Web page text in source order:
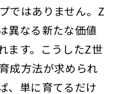
ではありません。Z
異なる新たな価値
ます。こうしたZ世
成方法が求められ
、単に育てるだけ